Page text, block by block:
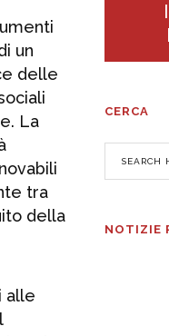
un
delle
La
tra
della
alle
CERCA
NOTIZIE